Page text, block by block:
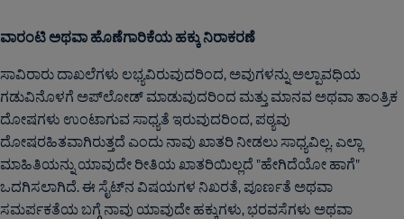
ವಾರಂಟಿ ಅಥವಾ ಹೊಣೆಗಾರಿಕೆಯ ಹಕ್ಕು ನಿರಾಕರಣೆ
ಸಾವಿರಾರು ದಾಖಲೆಗಳು ಲಭ್ಯವಿರುವುದರಿಂದ, ಅವುಗಳನ್ನು ಅಲ್ಪಾವಧಿಯ
ಗಡುವಿನೊಳಗೆ ಅಪ್‌ಲೋಡ್ ಮಾಡುವುದರಿಂದ ಮತ್ತು ಮಾನವ ಅಥವಾ ತಾಂತ್ರಿಕ
ದೋಷಗಳು ಉಂಟಾಗುವ ಸಾಧ್ಯತೆ ಇರುವುದರಿಂದ, ಪಠ್ಯವು
ದೋಷರಹಿತವಾಗಿರುತ್ತದೆ ಎಂದು ನಾವು ಖಾತರಿ ನೀಡಲು ಸಾಧ್ಯವಿಲ್ಲ. ಎಲ್ಲಾ
ಮಾಹಿತಿಯನ್ನು ಯಾವುದೇ ರೀತಿಯ ಖಾತರಿಯಿಲ್ಲದೆ "ಹೇಗಿದೆಯೋ ಹಾಗೆ"
ಒದಗಿಸಲಾಗಿದೆ. ಈ ಸೈಟ್‌ನ ವಿಷಯಗಳ ನಿಖರತೆ, ಪೂರ್ಣತೆ ಅಥವಾ
ಸಮರ್ಪಕತೆಯ ಬಗ್ಗೆ ನಾವು ಯಾವುದೇ ಹಕ್ಕುಗಳು, ಭರವಸೆಗಳು ಅಥವಾ